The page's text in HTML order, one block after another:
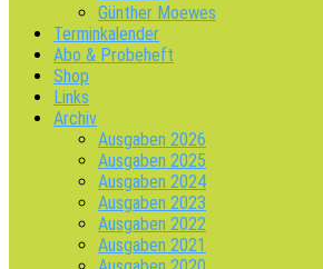
Günther Moewes
Terminkalender
Abo & Probeheft
Shop
Links
Archiv
Ausgaben 2026
Ausgaben 2025
Ausgaben 2024
Ausgaben 2023
Ausgaben 2022
Ausgaben 2021